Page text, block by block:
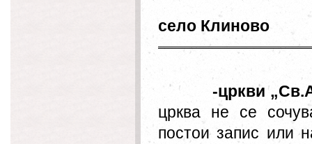
село Клиново
-цркви„
црква не се
постои запис или